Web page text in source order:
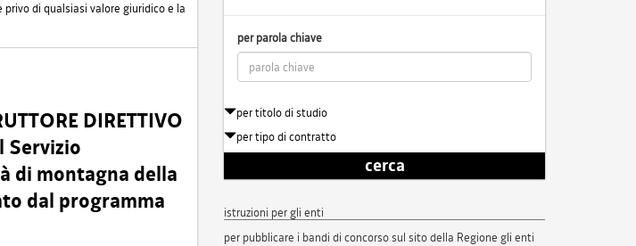
di qualsiasi valore giuridico e la
DIRETTIVO
Servizio
di montagna della
dal programma
per parola chiave
per titolo di studio
per tipo di contratto
cerca
istruzioni per gli enti
per pubblicare i bandi di concorso sul sito della Regione gli enti